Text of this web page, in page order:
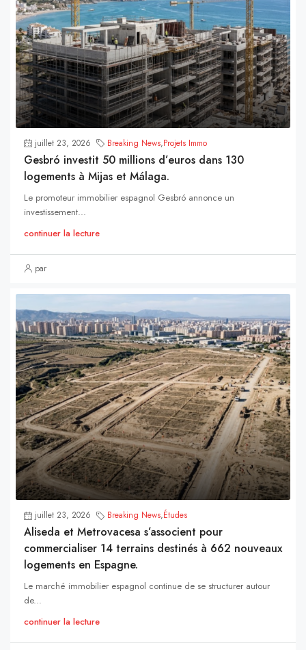
juillet 23, 2026 Breaking News,Projets Immo
Gesbró investit 50 millions d’euros dans 130
logements à Mijas et Málaga.
Le promoteur immobilier espagnol Gesbró annonce un
investissement...
continuer la lecture
par
juillet 23, 2026 Breaking News,Études
Aliseda et Metrovacesa s’associent pour
commercialiser 14 terrains destinés à 662 nouveaux
logements en Espagne.
Le marché immobilier espagnol continue de se structurer autour
de...
continuer la lecture